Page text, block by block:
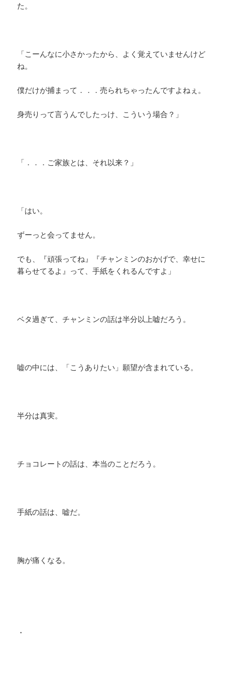
た。
「こーんなに小さかったから、よく覚えていませんけど
ね。
僕だけが捕まって．．．売られちゃったんですよねぇ。
身売りって言うんでしたっけ、こういう場合？」
「．．．ご家族とは、それ以来？」
「はい。
ずーっと会ってません。
でも、『頑張ってね』『チャンミンのおかげで、幸せに
暮らせてるよ』って、手紙をくれるんですよ」
ベタ過ぎて、チャンミンの話は半分以上嘘だろう。
嘘の中には、「こうありたい」願望が含まれている。
半分は真実。
チョコレートの話は、本当のことだろう。
手紙の話は、嘘だ。
胸が痛くなる。
・